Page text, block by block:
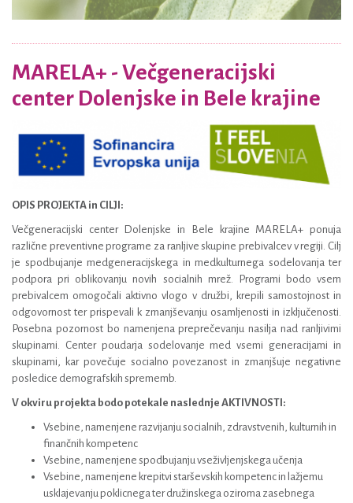
MARELA+ - Večgeneracijski
center Dolenjske in Bele krajine
OPIS PROJEKTA in CILJI:
Večgeneracijski center Dolenjske in Bele krajine MARELA+ ponuja
različne preventivne programe za ranljive skupine prebivalcev v regiji. Cilj
je spodbujanje medgeneracijskega in medkulturnega sodelovanja ter
podpora pri oblikovanju novih socialnih mrež. Programi bodo vsem
prebivalcem omogočali aktivno vlogo v družbi, krepili samostojnost in
odgovornost ter prispevali k zmanjševanju osamljenosti in izključenosti.
Posebna pozornost bo namenjena preprečevanju nasilja nad ranljivimi
skupinami. Center poudarja sodelovanje med vsemi generacijami in
skupinami, kar povečuje socialno povezanost in zmanjšuje negativne
posledice demografskih sprememb.
V okviru projekta bodo potekale naslednje AKTIVNOSTI:
Vsebine, namenjene razvijanju socialnih, zdravstvenih, kulturnih in
finančnih kompetenc
Vsebine, namenjene spodbujanju vseživljenjskega učenja
Vsebine, namenjene krepitvi starševskih kompetenc in lažjemu
usklajevanju poklicnega ter družinskega oziroma zasebnega